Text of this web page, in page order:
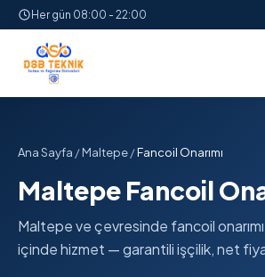
Her gün 08:00 - 22:00
Ana Sayfa /Maltepe/Fancoil Onarımı
Maltepe Fancoil
Maltepe ve çevresinde fancoil
içinde hizmet — garantili işçilik, net